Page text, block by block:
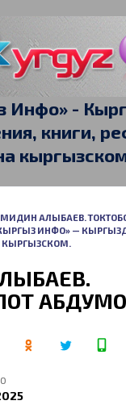
Инфо» -
книги,
МИДИН АЛЫБАЕВ.
ИНФО» —
КЫРГЫЗСКОМ.